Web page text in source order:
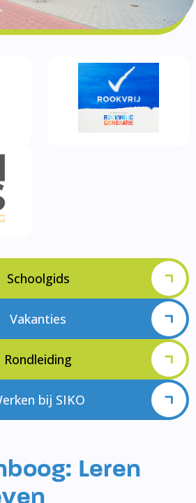
Schoolgids
Vakanties
Rondleiding
bij SIKO
Leren